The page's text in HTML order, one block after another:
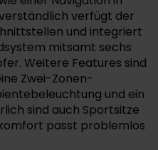
verfügt der
und integriert
mitsamt sechs
Weitere Features sind
Zwei-Zonen-
und ein
sind auch Sportsitze
passt problemlos